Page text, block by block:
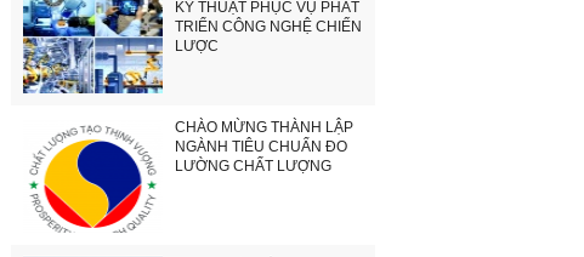
KỸ THUẬT PHỤC VỤ PHÁT
TRIỂN CÔNG NGHỆ CHIẾN
LƯỢC
CHÀO MỪNG THÀNH LẬP
NGÀNH TIÊU CHUẨN ĐO
LƯỜNG CHẤT LƯỢNG